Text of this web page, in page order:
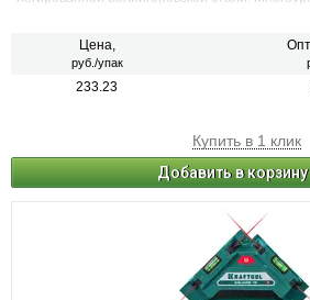
Цена,
руб./упак
233.23
Купить в 1 клик
Добавить в корзину